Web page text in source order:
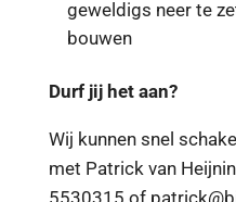
geweldigs neer te
bouwen
Durf jij het aan?
Wij kunnen snel
met Patrick van
5530315 of